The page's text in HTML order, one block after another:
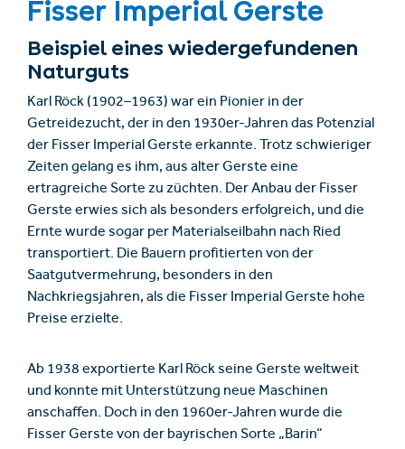
Fisser Imperial Gerste
Beispiel eines wiedergefundenen
Naturguts
Karl Röck (1902–1963) war ein Pionier in der
Getreidezucht, der in den 1930er-Jahren das Potenzial
der Fisser Imperial Gerste erkannte. Trotz schwieriger
Zeiten gelang es ihm, aus alter Gerste eine
ertragreiche Sorte zu züchten. Der Anbau der Fisser
Gerste erwies sich als besonders erfolgreich, und die
Ernte wurde sogar per Materialseilbahn nach Ried
transportiert. Die Bauern profitierten von der
Saatgutvermehrung, besonders in den
Nachkriegsjahren, als die Fisser Imperial Gerste hohe
Preise erzielte.
Ab 1938 exportierte Karl Röck seine Gerste weltweit
und konnte mit Unterstützung neue Maschinen
anschaffen. Doch in den 1960er-Jahren wurde die
Fisser Gerste von der bayrischen Sorte „Barin“